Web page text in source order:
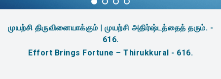
முயற்சி திருவினையாக்கும் | முயற்சி அதிர்ஷ்டத்தைத் தரும். -
616.
Effort Brings Fortune – Thirukkural - 616.